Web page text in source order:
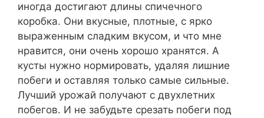
иногда достигают длины спичечного
коробка. Они вкусные, плотные, с ярко
выраженным сладким вкусом, и что мне
нравится, они очень хорошо хранятся. А
кусты нужно нормировать, удаляя лишние
побеги и оставляя только самые сильные.
Лучший урожай получают с двухлетних
побегов. И не забудьте срезать побеги под